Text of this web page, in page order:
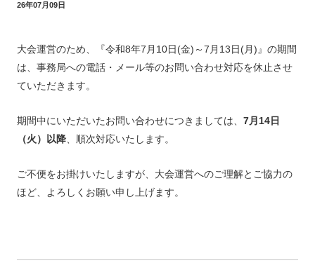
26年07月09日
大会運営のため、『令和8年7月10日(金)～7月13日(月)』の期間
は、事務局への電話・メール等のお問い合わせ対応を休止させ
ていただきます。
期間中にいただいたお問い合わせにつきましては、 7月14日
（火）以降、順次対応いたします。
ご不便をお掛けいたしますが、大会運営へのご理解とご協力の
ほど、よろしくお願い申し上げます。